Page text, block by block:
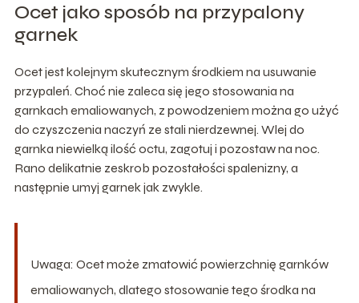
Ocet jako sposób na przypalony
garnek
Ocet jest kolejnym skutecznym środkiem na usuwanie
przypaleń. Choć nie zaleca się jego stosowania na
garnkach emaliowanych, z powodzeniem można go użyć
do czyszczenia naczyń ze stali nierdzewnej. Wlej do
garnka niewielką ilość octu, zagotuj i pozostaw na noc.
Rano delikatnie zeskrob pozostałości spalenizny, a
następnie umyj garnek jak zwykle.
Uwaga: Ocet może zmatowić powierzchnię garnków
emaliowanych, dlatego stosowanie tego środka na